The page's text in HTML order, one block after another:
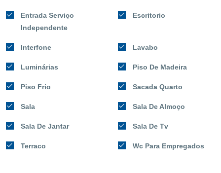
Entrada Serviço
Independente
Escritorio
Interfone Lavabo
Luminárias Piso De Madeira
Piso Frio Sacada Quarto
Sala Sala De Almoço
Sala De Jantar Sala De Tv
Terraco Wc Para Empregados